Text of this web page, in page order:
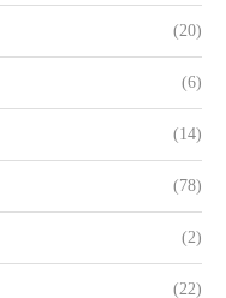
(20)
(6)
(14)
(78)
(2)
(22)